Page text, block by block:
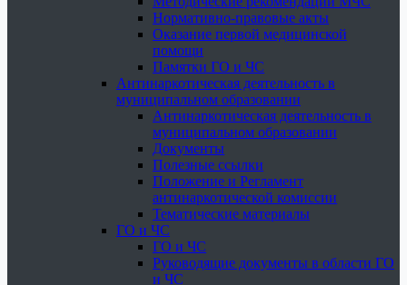
Нормативно-правовые акты
Оказание первой медицинской
помощи
Памятки ГО и ЧС
Антинаркотическая деятельность в
муниципальном образовании
Антинаркотическая деятельность в
муниципальном образовании
Документы
Полезные ссылки
Положение и Регламент
антинаркотической комиссии
Тематические материалы
ГО и ЧС
ГО и ЧС
Руководящие документы в области ГО
и ЧС